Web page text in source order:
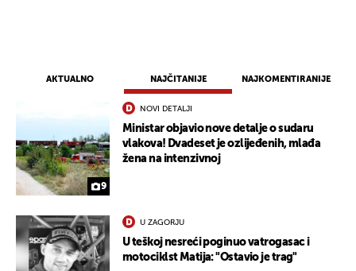
AKTUALNO NAJČITANIJE NAJKOMENTIRANIJE
9
NOVI DETALJI
Ministar objavio nove detalje o sudaru
vlakova! Dvadeset je ozlijeđenih, mlađa
žena na intenzivnoj
U ZAGORJU
U teškoj nesreći poginuo vatrogasac i
motociklst Matija: "Ostavio je trag"
UKLJUČITE NOTIFIKACIJE